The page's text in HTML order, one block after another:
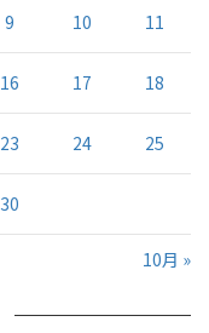
9 10 11
16 17 18
23 24 25
30
10月 »